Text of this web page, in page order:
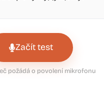
Začít test
požádá o povolení mikrofonu